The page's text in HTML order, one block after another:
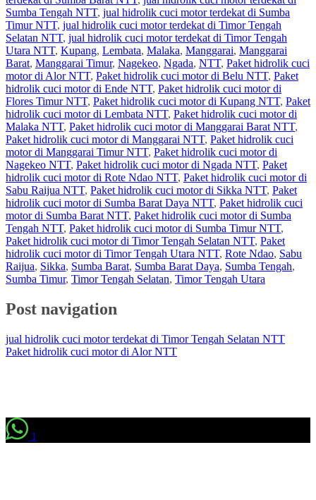
Sumba Tengah NTT, jual hidrolik cuci motor terdekat di Sumba
Timur NTT, jual hidrolik cuci motor terdekat di Timor Tengah
Selatan NTT, jual hidrolik cuci motor terdekat di Timor Tengah
Utara NTT, Kupang, Lembata, Malaka, Manggarai, Manggarai
Barat, Manggarai Timur, Nagekeo, Ngada, NTT, Paket hidrolik cuci
motor di Alor NTT, Paket hidrolik cuci motor di Belu NTT, Paket
hidrolik cuci motor di Ende NTT, Paket hidrolik cuci motor di
Flores Timur NTT, Paket hidrolik cuci motor di Kupang NTT, Paket
hidrolik cuci motor di Lembata NTT, Paket hidrolik cuci motor di
Malaka NTT, Paket hidrolik cuci motor di Manggarai Barat NTT,
Paket hidrolik cuci motor di Manggarai NTT, Paket hidrolik cuci
motor di Manggarai Timur NTT, Paket hidrolik cuci motor di
Nagekeo NTT, Paket hidrolik cuci motor di Ngada NTT, Paket
hidrolik cuci motor di Rote Ndao NTT, Paket hidrolik cuci motor di
Sabu Raijua NTT, Paket hidrolik cuci motor di Sikka NTT, Paket
hidrolik cuci motor di Sumba Barat Daya NTT, Paket hidrolik cuci
motor di Sumba Barat NTT, Paket hidrolik cuci motor di Sumba
Tengah NTT, Paket hidrolik cuci motor di Sumba Timur NTT,
Paket hidrolik cuci motor di Timor Tengah Selatan NTT, Paket
hidrolik cuci motor di Timor Tengah Utara NTT, Rote Ndao, Sabu
Raijua, Sikka, Sumba Barat, Sumba Barat Daya, Sumba Tengah,
Sumba Timur, Timor Tengah Selatan, Timor Tengah Utara
Post navigation
jual hidrolik cuci motor terdekat di Timor Tengah Selatan NTT
Paket hidrolik cuci motor di Alor NTT
1